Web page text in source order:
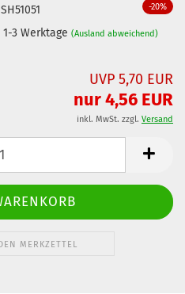
-20%
1-3 Werktage(Ausland abweichend)
UVP 5,70 EUR
nur 4,56 EUR
inkl. MwSt. zzgl. Versand
MERKZETTEL